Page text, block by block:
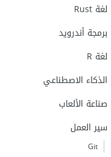
لغة Rust
برمجة أندرويد
لغة R
الذكاء الاصطناعي
صناعة الألعاب
سير العمل
Git